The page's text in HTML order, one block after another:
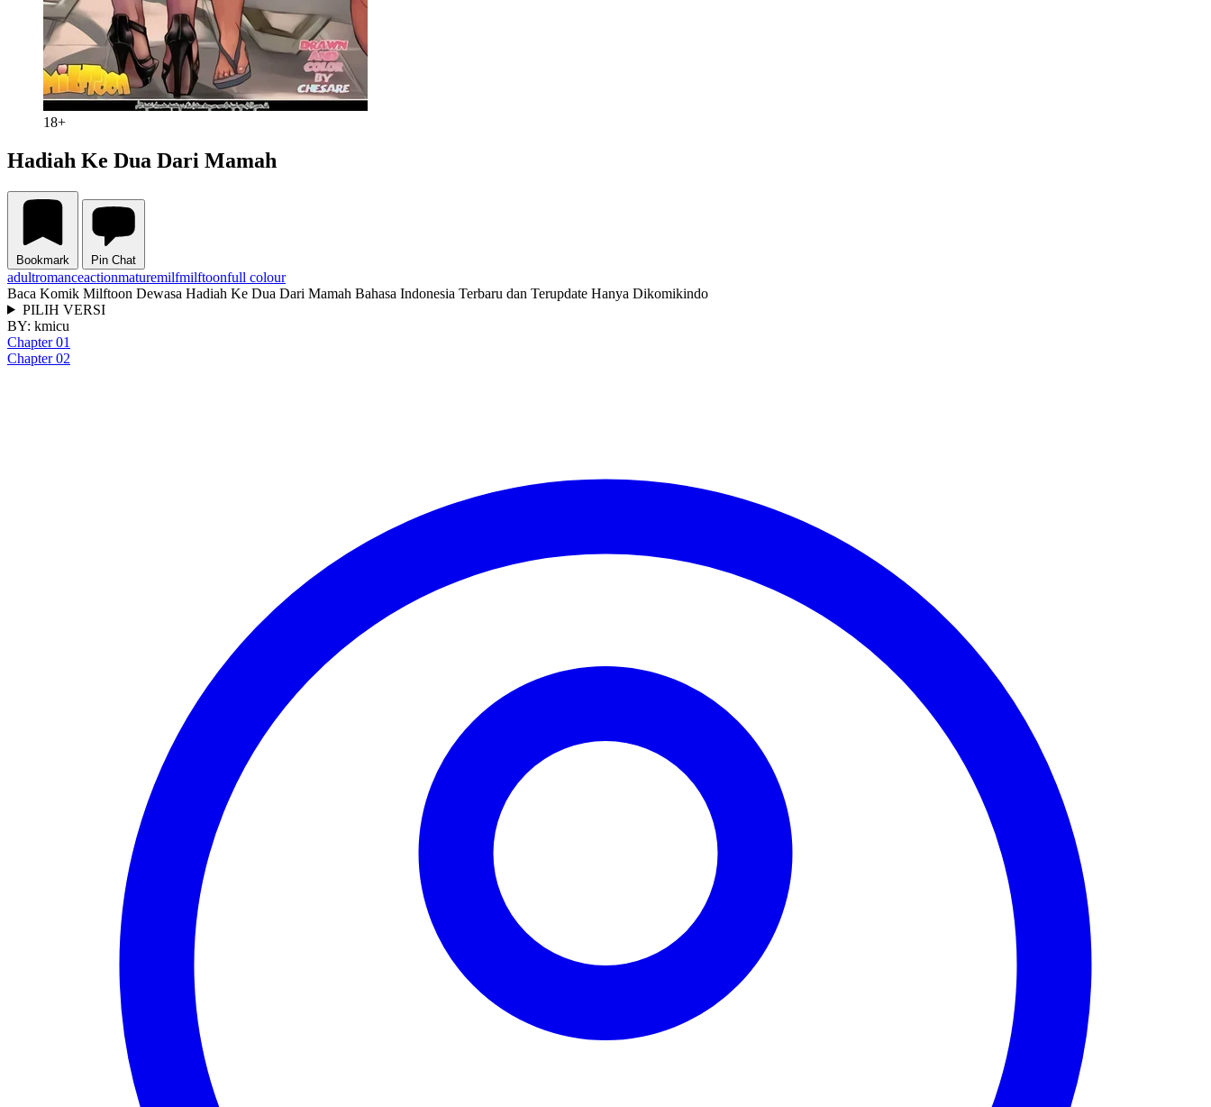
18+
Hadiah Ke Dua Dari Mamah
Bookmark Pin Chat
adultromanceactionmaturemilfmilftoonfull colour
Baca Komik Milftoon Dewasa Hadiah Ke Dua Dari Mamah Bahasa Indonesia Terbaru dan Terupdate Hanya Dikomikindo
PILIH VERSI
BY: kmicu
Chapter 01
Chapter 02